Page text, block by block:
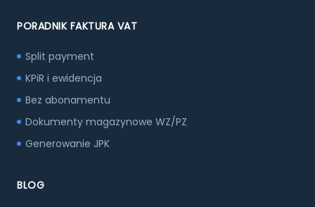
PORADNIK FAKTURA VAT
Split payment
KPiR i ewidencja
Bez abonamentu
Dokumenty magazynowe WZ/PZ
Generowanie JPK
BLOG